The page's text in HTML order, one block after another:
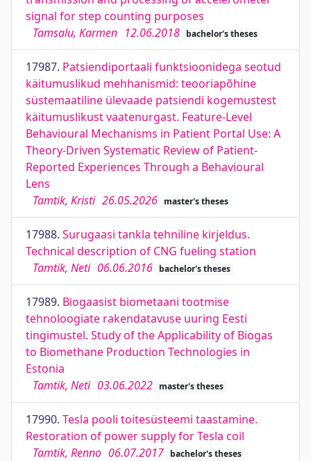
signal for step counting purposes
Tamsalu, Karmen 12.06.2018 bachelor's theses
17987. Patsiendiportaali funktsioonidega seotud
käitumuslikud mehhanismid: teooriapõhine
süstemaatiline ülevaade patsiendi kogemustest
käitumuslikust vaatenurgast. Feature-Level
Behavioural Mechanisms in Patient Portal Use: A
Theory-Driven Systematic Review of Patient-
Reported Experiences Through a Behavioural
Lens
Tamtik, Kristi 26.05.2026 master's theses
17988. Surugaasi tankla tehniline kirjeldus.
Technical description of CNG fueling station
Tamtik, Neti 06.06.2016 bachelor's theses
17989. Biogaasist biometaani tootmise
tehnoloogiate rakendatavuse uuring Eesti
tingimustel. Study of the Applicability of Biogas
to Biomethane Production Technologies in
Estonia
Tamtik, Neti 03.06.2022 master's theses
17990. Tesla pooli toitesüsteemi taastamine.
Restoration of power supply for Tesla coil
Tamtik, Renno 06.07.2017 bachelor's theses